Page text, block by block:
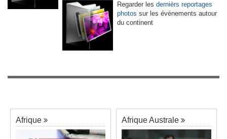
Regarder les dernièrs reportages
photos sur les événements autour
du continent
Afrique Afrique Australe